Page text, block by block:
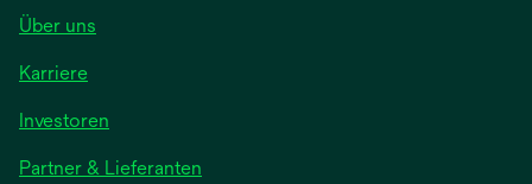
Über uns
Karriere
Investoren
Partner & Lieferanten